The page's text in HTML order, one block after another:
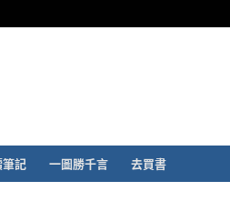
記 一圖勝千言 去買書